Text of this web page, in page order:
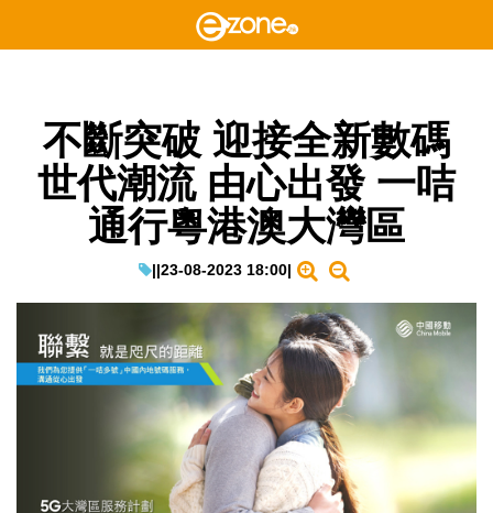
不斷突破 迎接全新數碼
世代潮流 由心出發 一咭
通行粵港澳大灣區
||23-08-2023 18:00|